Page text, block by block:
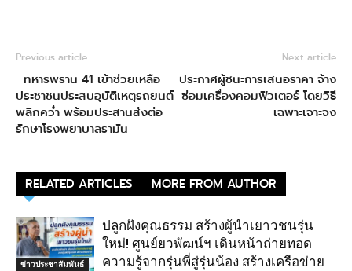
Previous article
ทหารพราน 41 เข้าช่วยเหลือ
ประชาชนประสบอุบัติเหตุรถยนต์
พลิกคว่ำ พร้อมประสานส่งต่อ
รักษาโรงพยาบาลรามัน
Next article
ประกาศผู้ชนะการเสนอราคา จ้าง
ซ่อมเครื่องคอมฟิวเตอร์ โดยวิธี
เฉพาะเจาะจง
RELATED ARTICLES MORE FROM AUTHOR
ข่าวประชาสัมพันธ์
ปลูกฝังคุณธรรม สร้างผู้นำเยาวชนรุ่น
ใหม่! ศูนย์ยวพัฒน์ฯ เดินหน้าถ่ายทอด
ความรู้จากรุ่นพี่สู่รุ่นน้อง สร้างเครือข่าย